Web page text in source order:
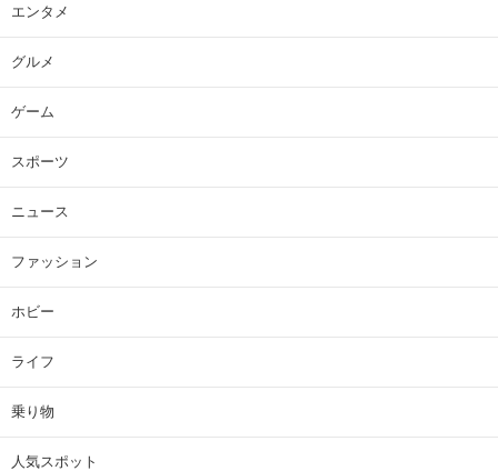
エンタメ
グルメ
ゲーム
スポーツ
ニュース
ファッション
ホビー
ライフ
乗り物
人気スポット